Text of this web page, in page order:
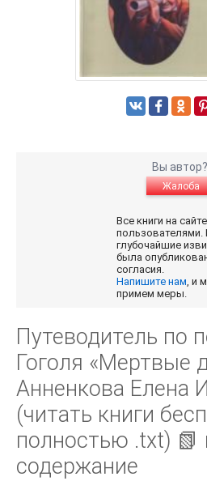
Вы автор?
Жалоба
Все книги на
глубочайшие
была
согласия.
Напишите нам, и
примем меры.
Путеводитель по
Гоголя «Мертвые
Анненкова Елена
(читать книги
полностью .txt) 📗
содержание